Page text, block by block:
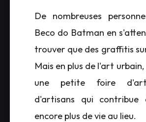
De nombreuses
Beco do Batman en
trouver que des graffitis
Mais en plus de l'art urbain,
une petite foire
d'artisans qui contribue
encore plus de vie au lieu.